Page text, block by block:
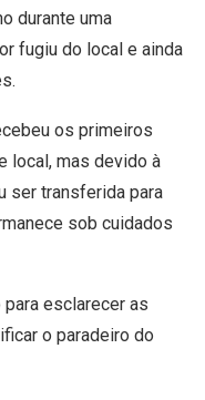
durante uma
fugiu do local e ainda
os primeiros
local, mas devido à
ser transferida para
sob cuidados
esclarecer as
o paradeiro do